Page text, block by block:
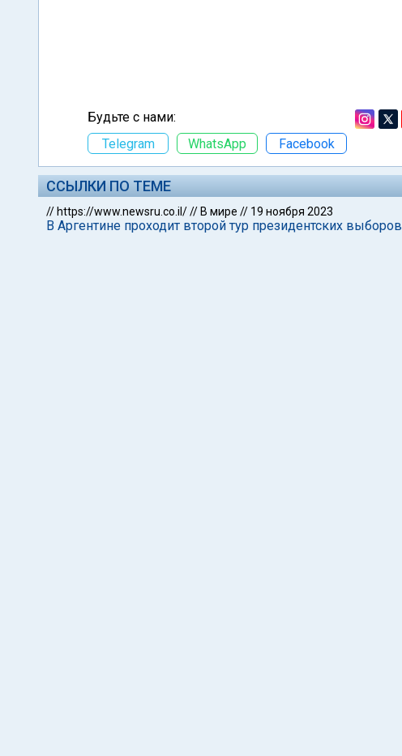
Будьте с нами:
Telegram
WhatsApp Facebook
ССЫЛКИ ПО ТЕМЕ
// https://www.newsru.co.il/// В мире // 19 ноября 2023
В Аргентине проходит второй тур президентских выборов